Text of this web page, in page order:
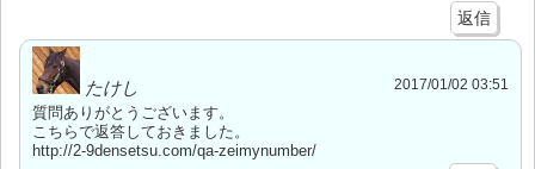
返信
たけし 2017/01/02 03:51
質問ありがとうございます。
こちらで返答しておきました。
http://2-9densetsu.com/qa-zeimynumber/